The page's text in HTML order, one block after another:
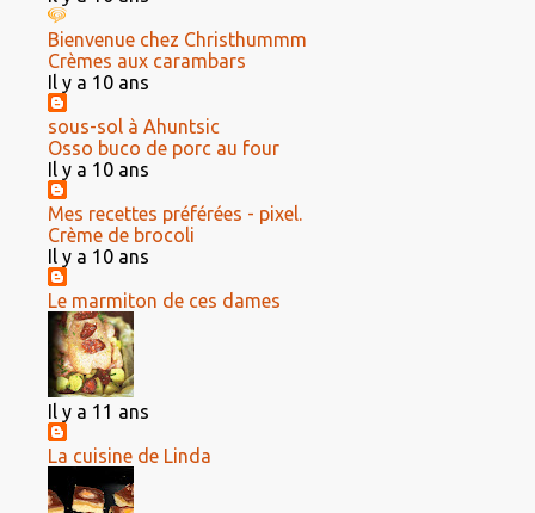
Bienvenue chez Christhummm
Crèmes aux carambars
Il y a 10 ans
sous-sol à Ahuntsic
Osso buco de porc au four
Il y a 10 ans
Mes recettes préférées - pixel.
Crème de brocoli
Il y a 10 ans
Le marmiton de ces dames
Il y a 11 ans
La cuisine de Linda